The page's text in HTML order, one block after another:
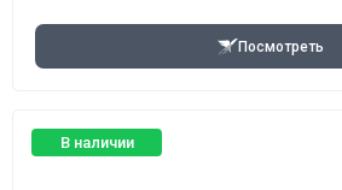
Посмотреть
В наличии